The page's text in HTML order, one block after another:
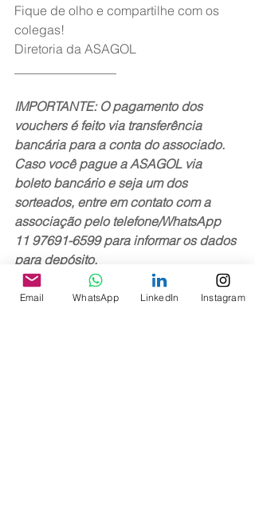
Fique de olho e compartilhe com os
colegas!
Diretoria da ASAGOL
IMPORTANTE: O pagamento dos
vouchers é feito via transferência
bancária para a conta do associado.
Caso você pague a ASAGOL via
boleto bancário e seja um dos
sorteados, entre em contato com a
associação pelo telefone/WhatsApp
11 97691-6599 para informar os dados
para depósito.
________________
Saiba mais sobre os sorteios aqui →
Email WhatsApp LinkedIn Instagram